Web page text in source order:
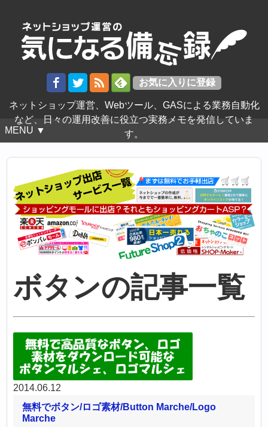
ネットショップ運営、Webツール、GASによる業務自動化
など、日々の運用改善に役立つ実務メモを発信していま
す。
MENU ▼
ボタンの記事一覧
2014.06.12
無料でボタン/ロゴ素材/Button Marche/Logo
Marche